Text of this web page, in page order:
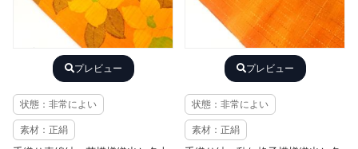
プレビュー
状態：非常によい
素材：正絹
プレビュー
状態：非常によい
素材：正絹